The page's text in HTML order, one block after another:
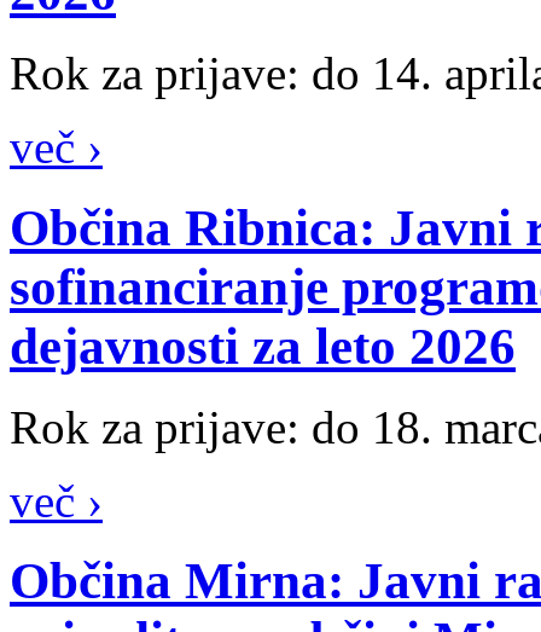
Rok za prijave: do 14.
več ›
Občina Ribnica: Javni
sofinanciranje
dejavnosti za leto 2026
Rok za prijave: do 18.
več ›
Občina Mirna: Javni